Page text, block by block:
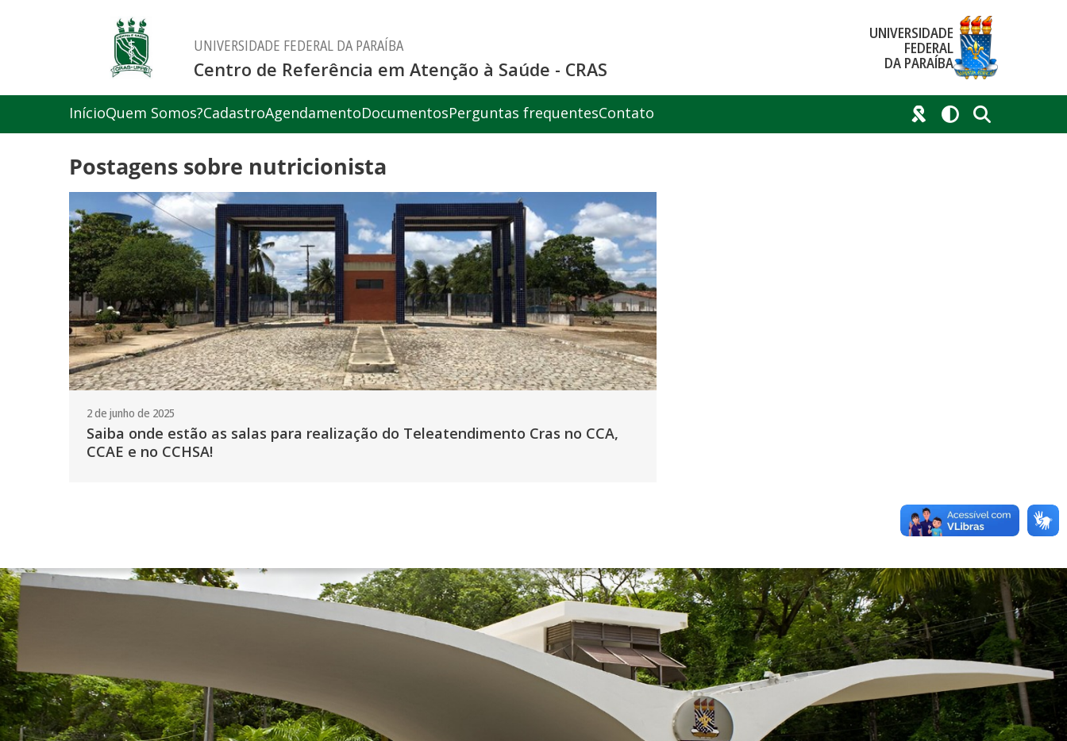
UNIVERSIDADE FEDERAL DA PARAÍBA
Centro de Referência em Atenção à Saúde - CRAS
UNIVERSIDADE
FEDERAL
DA PARAÍBA
InícioQuem Somos?CadastroAgendamentoDocumentosPerguntas frequentesContato
Postagens sobre nutricionista
2 de junho de 2025
Saiba onde estão as salas para realização do Teleatendimento Cras no CCA,
CCAE e no CCHSA!